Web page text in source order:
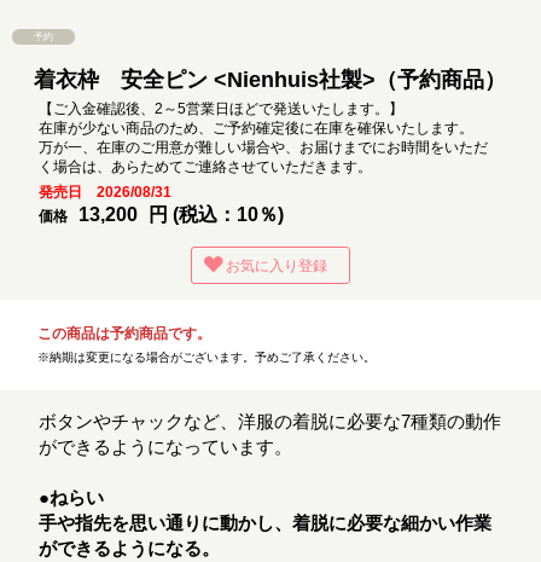
予約
着衣枠 安全ピン <Nienhuis社製>（予約商品）
【ご入金確認後、2～5営業日ほどで発送いたします。】
在庫が少ない商品のため、ご予約確定後に在庫を確保いたします。
万が一、在庫のご用意が難しい場合や、お届けまでにお時間をいただ
く場合は、あらためてご連絡させていただきます。
発売日 2026/08/31
価格
13,200 円 (税込：10％)
お気に入り登録
この商品は予約商品です。
※納期は変更になる場合がございます。予めご了承ください。
ボタンやチャックなど、洋服の着脱に必要な7種類の動作
ができるようになっています。
●ねらい
手や指先を思い通りに動かし、着脱に必要な細かい作業
ができるようになる。